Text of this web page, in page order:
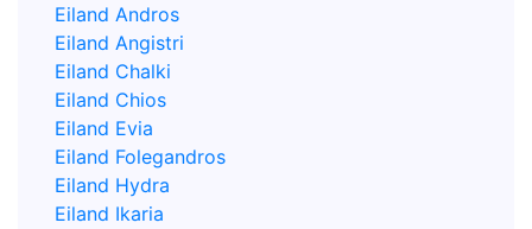
Eiland Andros
Eiland Angistri
Eiland Chalki
Eiland Chios
Eiland Evia
Eiland Folegandros
Eiland Hydra
Eiland Ikaria